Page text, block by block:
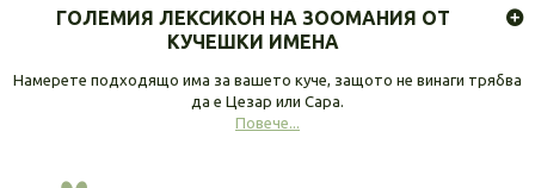
ГОЛЕМИЯ ЛЕКСИКОН НА ЗООМАНИЯ ОТ
КУЧЕШКИ ИМЕНА
Намерете подходящо има за вашето куче, защото не винаги трябва
да е Цезар или Сара.
Повече...